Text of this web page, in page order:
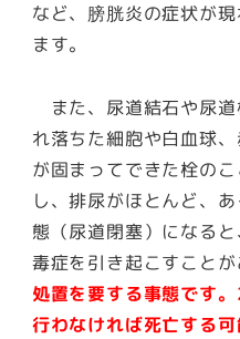
など、膀胱炎の症状が
ます。
また、尿道結石や尿
れ落ちた細胞や白血球
が固まってできた栓の
し、排尿がほとんど、
態（尿道閉塞）になる
毒症を引き起こすことが
処置を要する事態です
行わなければ死亡する可